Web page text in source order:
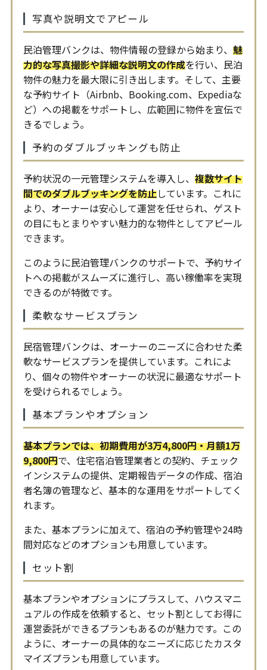
写真や説明文でアピール
民泊管理バンクは、物件情報の登録から始まり、 魅
力的な写真撮影や詳細な説明文の作成を行い、民泊
物件の魅力を最大限に引き出します。そして、主要
な予約サイト（Airbnb、Booking.com、Expediaな
ど）への掲載をサポートし、広範囲に物件を宣伝で
きるでしょう。
予約のダブルブッキングも防止
予約状況の一元管理システムを導入し、 複数サイト
間でのダブルブッキングを防止しています。これに
より、オーナーは安心して運営を任せられ、ゲスト
の目にもとまりやすい魅力的な物件としてアピール
できます。
このように民泊管理バンクのサポートで、予約サイ
トへの掲載がスムーズに進行し、高い稼働率を実現
できるのが特徴です。
柔軟なサービスプラン
民宿管理バンクは、オーナーのニーズに合わせた柔
軟なサービスプランを提供しています。これによ
り、個々の物件やオーナーの状況に最適なサポート
を受けられるでしょう。
基本プランやオプション
基本プランでは、初期費用が3万4,800円・月額1万
9,800円で、住宅宿泊管理業者との契約、チェック
インシステムの提供、定期報告データの作成、宿泊
者名簿の管理など、基本的な運用をサポートしてく
れます。
また、基本プランに加えて、宿泊の予約管理や24時
間対応などのオプションも用意しています。
セット割
基本プランやオプションにプラスして、ハウスマニ
ュアルの作成を依頼すると、セット割としてお得に
運営委託ができるプランもあるのが魅力です。この
ように、オーナーの具体的なニーズに応じたカスタ
マイズプランも用意しています。